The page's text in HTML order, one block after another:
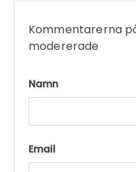
Kommentarerna
modererade
Namn
Email